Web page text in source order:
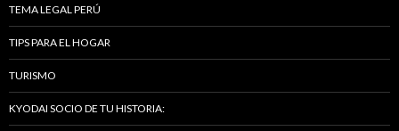
TEMA LEGAL PERÚ
TIPS PARA EL HOGAR
TURISMO
KYODAI SOCIO DE TU HISTORIA: